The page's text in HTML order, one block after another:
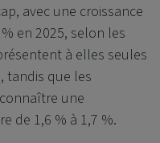
avec une croissance
en 2025, selon les
à elles seules
tandis que les
une
de 1,6 % à 1,7 %.